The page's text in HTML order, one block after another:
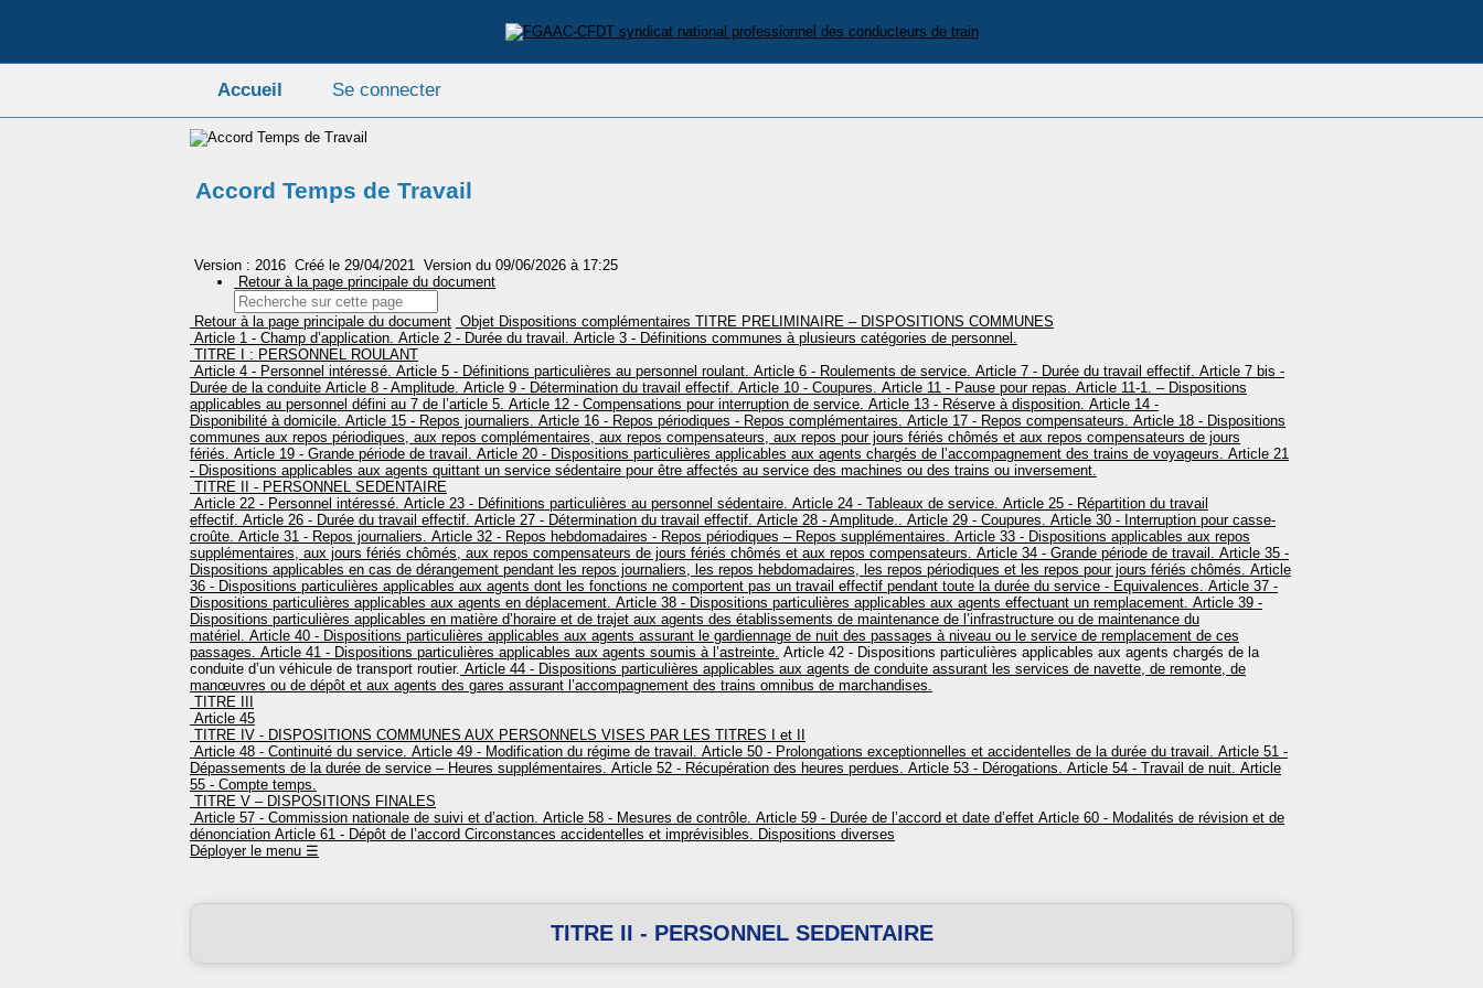
Accueil Se connecter
Accord Temps de Travail
Version : 2016 Créé le 29/04/2021 Version du 09/06/2026 à 17:25
Retour à la page principale du document
Retour à la page principale du document Objet Dispositions complémentaires TITRE PRELIMINAIRE – DISPOSITIONS COMMUNES
Article 1 - Champ d’application. Article 2 - Durée du travail. Article 3 - Définitions communes à plusieurs catégories de personnel.
TITRE I : PERSONNEL ROULANT
Article 4 - Personnel intéressé. Article 5 - Définitions particulières au personnel roulant. Article 6 - Roulements de service. Article 7 - Durée du travail effectif. Article 7 bis -
Durée de la conduite Article 8 - Amplitude. Article 9 - Détermination du travail effectif. Article 10 - Coupures. Article 11 - Pause pour repas. Article 11-1. – Dispositions
applicables au personnel défini au 7 de l’article 5. Article 12 - Compensations pour interruption de service. Article 13 - Réserve à disposition. Article 14 -
Disponibilité à domicile. Article 15 - Repos journaliers. Article 16 - Repos périodiques - Repos complémentaires. Article 17 - Repos compensateurs. Article 18 - Dispositions
communes aux repos périodiques, aux repos complémentaires, aux repos compensateurs, aux repos pour jours fériés chômés et aux repos compensateurs de jours
fériés. Article 19 - Grande période de travail. Article 20 - Dispositions particulières applicables aux agents chargés de l’accompagnement des trains de voyageurs. Article 21
- Dispositions applicables aux agents quittant un service sédentaire pour être affectés au service des machines ou des trains ou inversement.
TITRE II - PERSONNEL SEDENTAIRE
Article 22 - Personnel intéressé. Article 23 - Définitions particulières au personnel sédentaire. Article 24 - Tableaux de service. Article 25 - Répartition du travail
effectif. Article 26 - Durée du travail effectif. Article 27 - Détermination du travail effectif. Article 28 - Amplitude.. Article 29 - Coupures. Article 30 - Interruption pour casse-
croûte. Article 31 - Repos journaliers. Article 32 - Repos hebdomadaires - Repos périodiques – Repos supplémentaires. Article 33 - Dispositions applicables aux repos
supplémentaires, aux jours fériés chômés, aux repos compensateurs de jours fériés chômés et aux repos compensateurs. Article 34 - Grande période de travail. Article 35 -
Dispositions applicables en cas de dérangement pendant les repos journaliers, les repos hebdomadaires, les repos périodiques et les repos pour jours fériés chômés. Article
36 - Dispositions particulières applicables aux agents dont les fonctions ne comportent pas un travail effectif pendant toute la durée du service - Equivalences. Article 37 -
Dispositions particulières applicables aux agents en déplacement. Article 38 - Dispositions particulières applicables aux agents effectuant un remplacement. Article 39 -
Dispositions particulières applicables en matière d’horaire et de trajet aux agents des établissements de maintenance de l’infrastructure ou de maintenance du
matériel. Article 40 - Dispositions particulières applicables aux agents assurant le gardiennage de nuit des passages à niveau ou le service de remplacement de ces
passages. Article 41 - Dispositions particulières applicables aux agents soumis à l’astreinte. Article 42 - Dispositions particulières applicables aux agents chargés de la
conduite d’un véhicule de transport routier. Article 44 - Dispositions particulières applicables aux agents de conduite assurant les services de navette, de remonte, de
manœuvres ou de dépôt et aux agents des gares assurant l’accompagnement des trains omnibus de marchandises.
TITRE III
Article 45
TITRE IV - DISPOSITIONS COMMUNES AUX PERSONNELS VISES PAR LES TITRES I et II
Article 48 - Continuité du service. Article 49 - Modification du régime de travail. Article 50 - Prolongations exceptionnelles et accidentelles de la durée du travail. Article 51 -
Dépassements de la durée de service – Heures supplémentaires. Article 52 - Récupération des heures perdues. Article 53 - Dérogations. Article 54 - Travail de nuit. Article
55 - Compte temps.
TITRE V – DISPOSITIONS FINALES
Article 57 - Commission nationale de suivi et d’action. Article 58 - Mesures de contrôle. Article 59 - Durée de l’accord et date d’effet Article 60 - Modalités de révision et de
dénonciation Article 61 - Dépôt de l’accord Circonstances accidentelles et imprévisibles. Dispositions diverses
Déployer le menu ☰
TITRE II - PERSONNEL SEDENTAIRE